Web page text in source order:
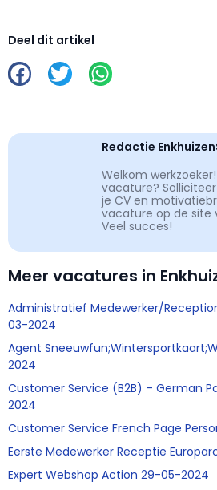
Deel dit artikel
Redactie
Welkom
vacature?
je CV en
vacature op de site
Veel succes!
Meer vacatures in
Administratief Medewerker/
03-2024
Agent
2024
Customer Service (B2B) – German
2024
Customer Service French Page
Eerste Medewerker Receptie
Expert Webshop Action 29-05-2024